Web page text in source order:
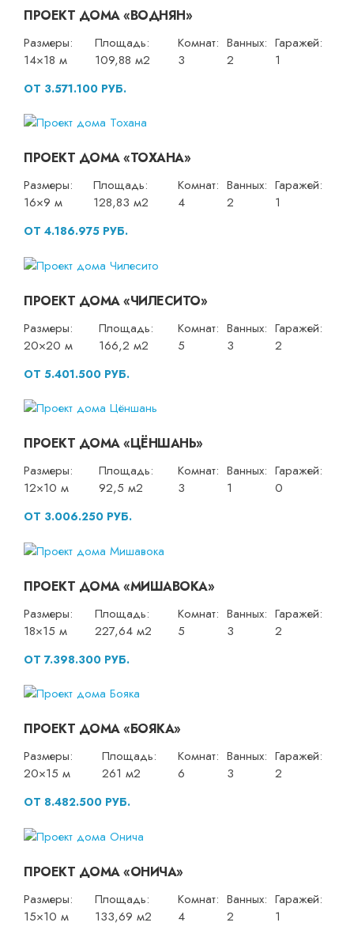
ПРОЕКТ ДОМА «ВОДНЯН»
Размеры:
14×18 м
Площадь:
109,88 м2
Комнат:
3
Ванных:
2
Гаражей:
1
ОТ 3.571.100 РУБ.
ПРОЕКТ ДОМА «ТОХАНА»
Размеры:
16×9 м
Площадь:
128,83 м2
Комнат:
4
Ванных:
2
Гаражей:
1
ОТ 4.186.975 РУБ.
ПРОЕКТ ДОМА «ЧИЛЕСИТО»
Размеры:
20×20 м
Площадь:
166,2 м2
Комнат:
5
Ванных:
3
Гаражей:
2
ОТ 5.401.500 РУБ.
ПРОЕКТ ДОМА «ЦЁНШАНЬ»
Размеры:
12×10 м
Площадь:
92,5 м2
Комнат:
3
Ванных:
1
Гаражей:
0
ОТ 3.006.250 РУБ.
ПРОЕКТ ДОМА «МИШАВОКА»
Размеры:
18×15 м
Площадь:
227,64 м2
Комнат:
5
Ванных:
3
Гаражей:
2
ОТ 7.398.300 РУБ.
ПРОЕКТ ДОМА «БОЯКА»
Размеры:
20×15 м
Площадь:
261 м2
Комнат:
6
Ванных:
3
Гаражей:
2
ОТ 8.482.500 РУБ.
ПРОЕКТ ДОМА «ОНИЧА»
Размеры:
15×10 м
Площадь:
133,69 м2
Комнат:
4
Ванных:
2
Гаражей:
1